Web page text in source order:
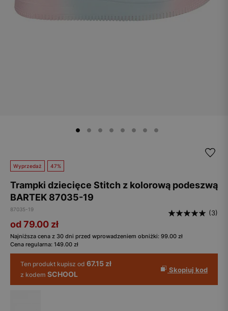
Wyprzedaż 47%
Trampki dziecięce Stitch z kolorową podeszwą
BARTEK 87035-19
87035-19 (3)
od 79.00 zł
Najniższa cena z 30 dni przed wprowadzeniem obniżki: 99.00 zł
Cena regularna: 149.00 zł
Ten produkt kupisz od 67.15 zł
z kodem SCHOOL Skopiuj kod